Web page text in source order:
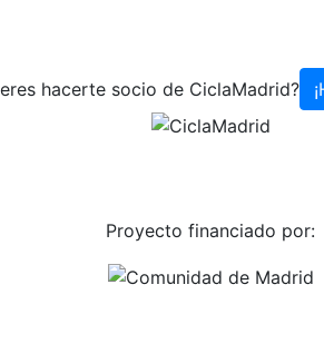
hacerte socio de CiclaMadrid?
Proyecto financiado por: